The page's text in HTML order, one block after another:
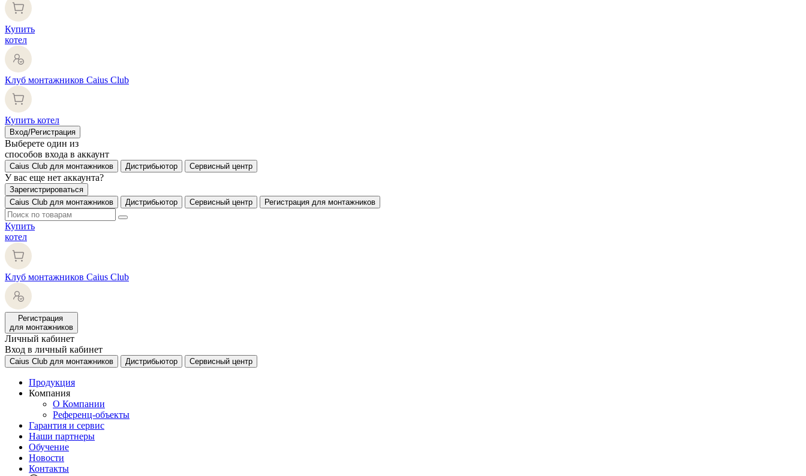
Купить
котел
Клуб монтажников Caius Club
Купить котел
Вход/Регистрация
Выберете один из
способов входа в аккаунт
Caius Club для монтажников Дистрибьютор Сервисный центр
У вас еще нет аккаунта?
Зарегистрироваться
Caius Club для монтажников
Дистрибьютор Сервисный центр Регистрация для монтажников
Купить
котел
Клуб монтажников Caius Club
Регистрация
для монтажников
Личный кабинет
Вход в личный кабинет
Caius Club для монтажников Дистрибьютор Сервисный центр
Продукция
Компания
О Компании
Референц-объекты
Гарантия и сервис
Наши партнеры
Обучение
Новости
Контакты